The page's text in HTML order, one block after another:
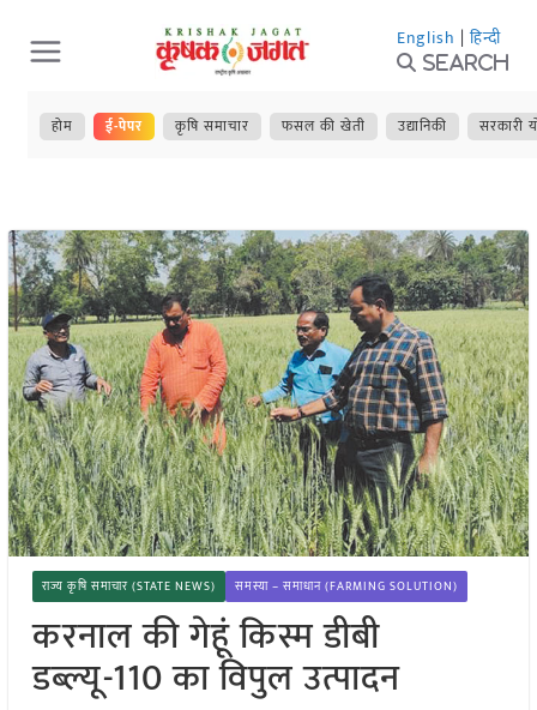
Skip
to
content
English | हिन्दी
Search
होम ई-पेपर कृषि समाचार फसल की खेती उद्यानिकी सरकारी
राज्य कृषि समाचार (STATE NEWS) समस्या – समाधान (FARMING SOLUTION)
करनाल की गेहूं किस्म डीबी
डब्ल्यू-110 का विपुल उत्पादन